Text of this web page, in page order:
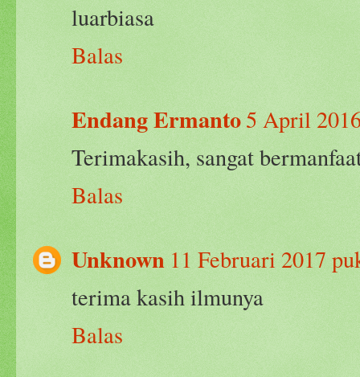
luarbiasa
Balas
Endang Ermanto5 April
Terimakasih, sangat
Balas
Unknown 11 Februari 2017
terima kasih ilmunya
Balas